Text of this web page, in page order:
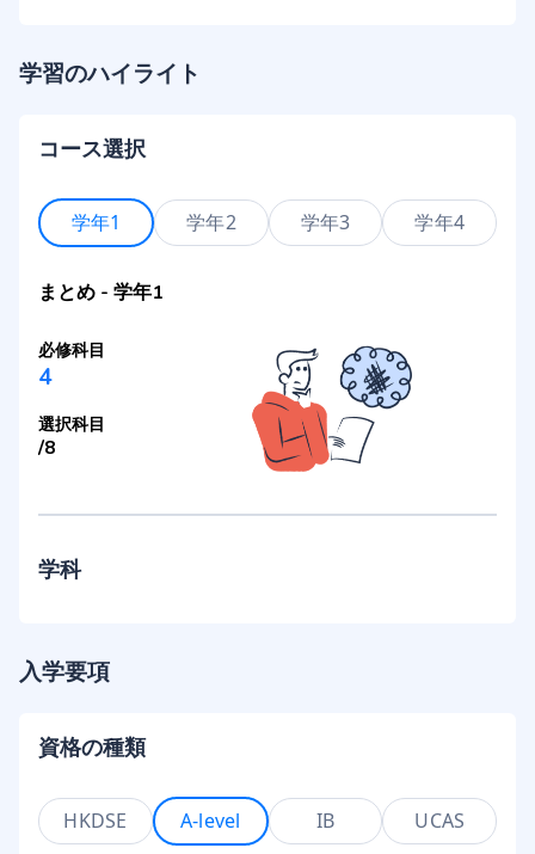
学習のハイライト
コース選択
学年1 学年2 学年3 学年4
まとめ - 学年1
必修科目
4
選択科目
/8
学科
入学要項
資格の種類
HKDSE A-level IB UCAS